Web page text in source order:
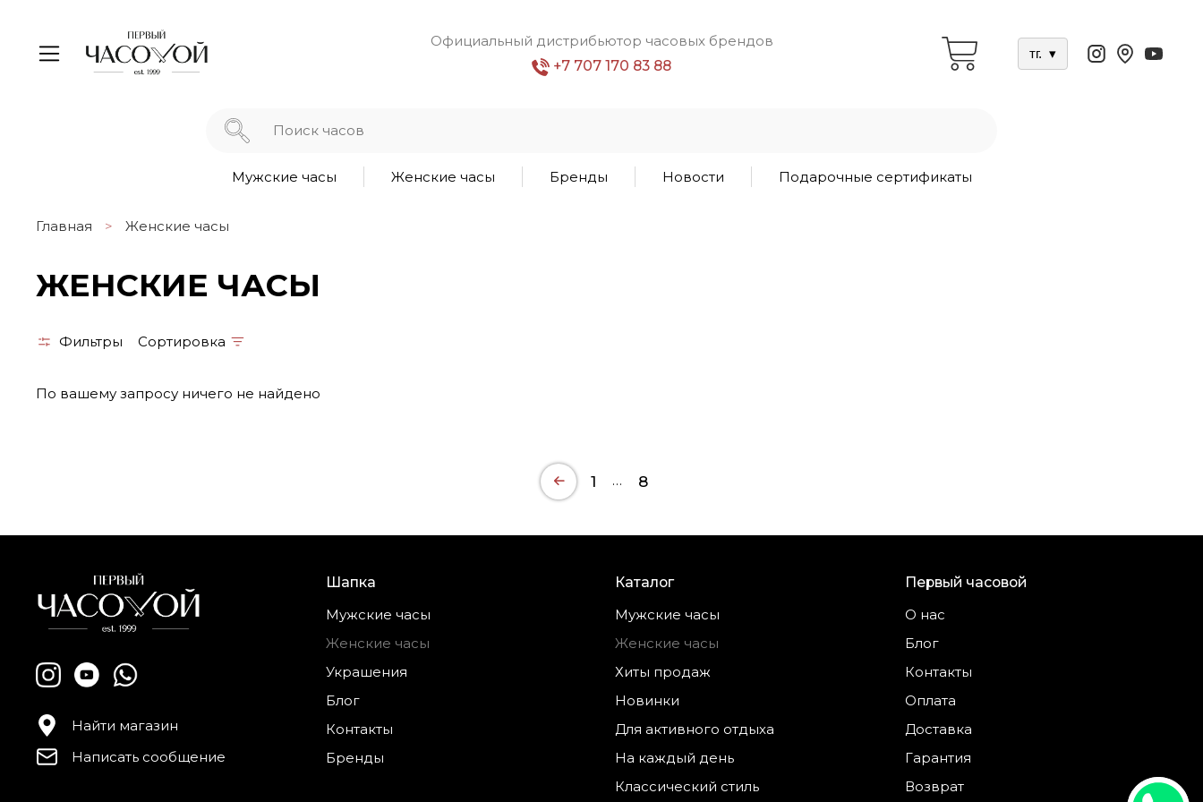
Официальный дистрибьютор часовых брендов
+7 707 170 83 88
тг. ▾
Мужские часы Женские часы Бренды Новости Подарочные сертификаты
Главная Женские часы
ЖЕНСКИЕ ЧАСЫ
Фильтры Сортировка
По вашему запросу ничего не найдено
1 … 8
Найти магазин
Написать сообщение
Шапка
Мужские часы
Женские часы
Украшения
Блог
Контакты
Бренды
Каталог
Мужские часы
Женские часы
Хиты продаж
Новинки
Для активного отдыха
На каждый день
Классический стиль
Первый часовой
О нас
Блог
Контакты
Оплата
Доставка
Гарантия
Возврат